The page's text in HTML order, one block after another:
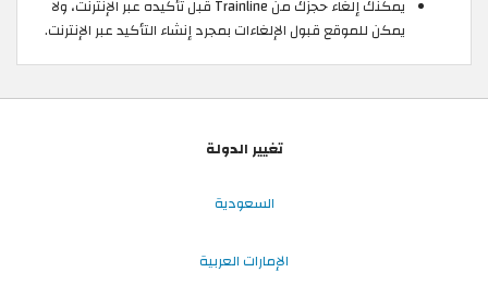
يمكنك إلغاء حجزك من Trainline قبل تأكيده عبر الإنترنت، ولا
يمكن للموقع قبول الإلغاءات بمجرد إنشاء التأكيد عبر الإنترنت.
تغيير الدولة
السعودية
الإمارات العربية